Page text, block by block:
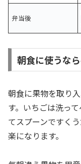
弁当後
朝食に使うな
朝食に果物を取り
す。いちごは洗っ
てスプーンですく
楽になります。